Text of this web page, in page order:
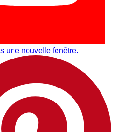
une nouvelle fenêtre.